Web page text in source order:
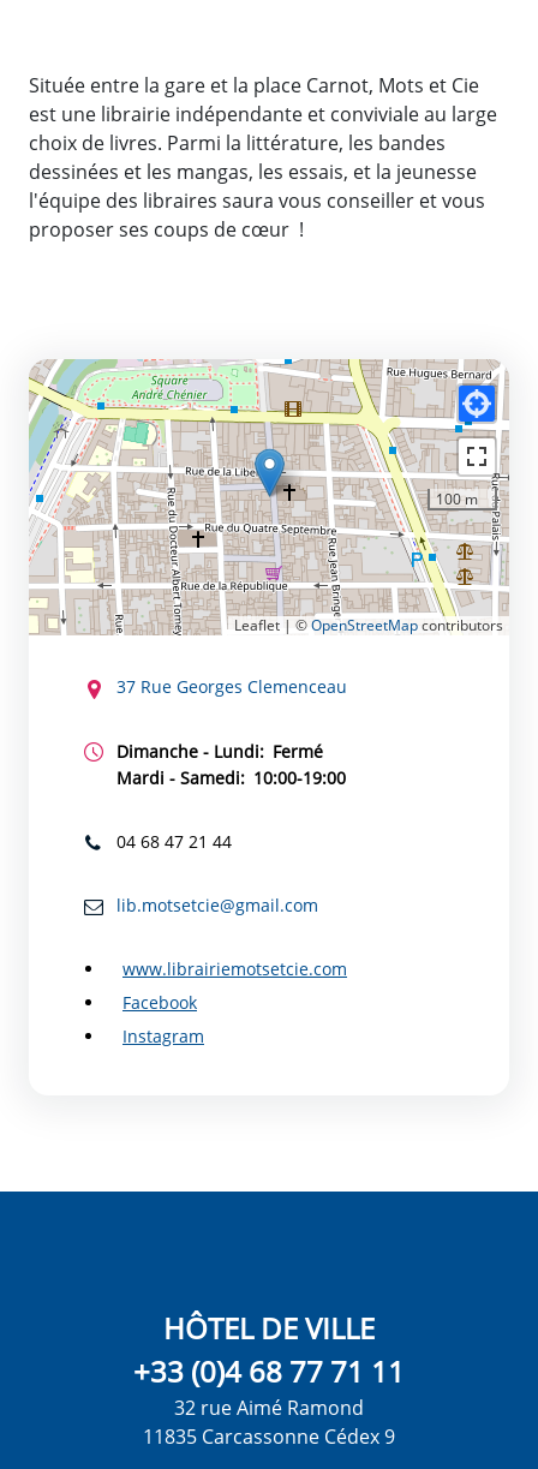
Située entre la gare et la place Carnot, Mots et Cie
est une librairie indépendante et conviviale au large
choix de livres. Parmi la littérature, les bandes
dessinées et les mangas, les essais, et la jeunesse
l'équipe des libraires saura vous conseiller et vous
proposer ses coups de cœur !
100 m
Leaflet | ©OpenStreetMapcontributors
37 Rue Georges Clemenceau
Dimanche - Lundi: Fermé
Mardi - Samedi: 10:00-19:00
04 68 47 21 44
lib.motsetcie@gmail.com
www.librairiemotsetcie.com
Facebook
Instagram
HÔTEL DE VILLE
+33 (0)4 68 77 71 11
32 rue Aimé Ramond
11835 Carcassonne Cédex 9